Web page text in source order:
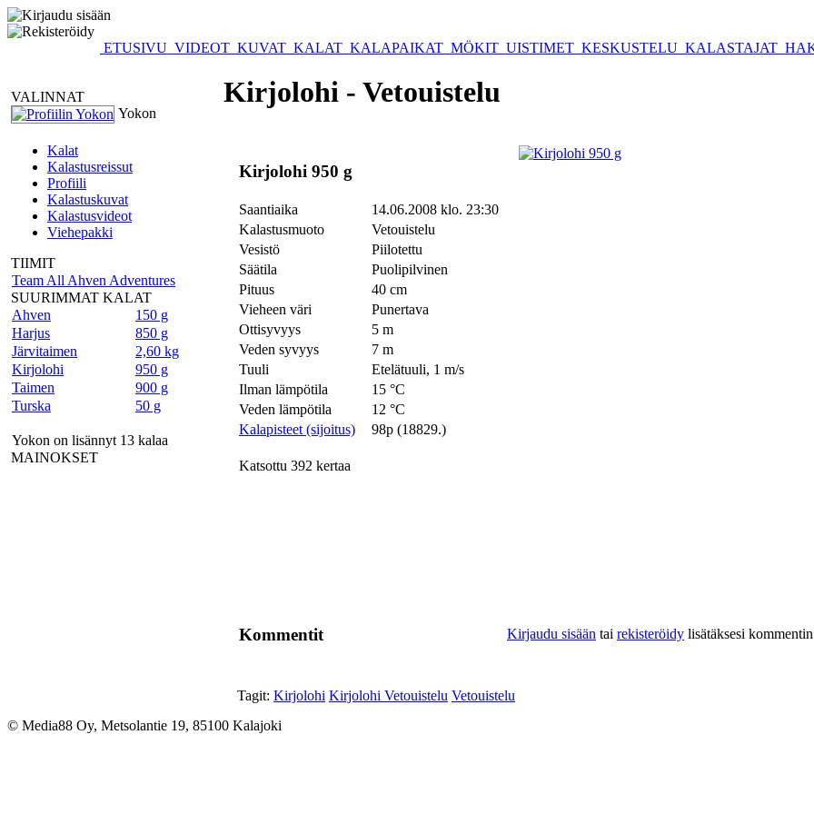
ETUSIVU VIDEOT KUVAT KALAT KALAPAIKAT MÖKIT UISTIMET KESKUSTELU KALASTAJAT
VALINNAT
Yokon
Kalat
Kalastusreissut
Profiili
Kalastuskuvat
Kalastusvideot
Viehepakki
TIIMIT
Team All Ahven Adventures
SUURIMMAT KALAT
Ahven
150 g
Harjus
850 g
Järvitaimen
2,60 kg
Kirjolohi
950 g
Taimen
900 g
Turska
50 g
Yokon on lisännyt 13 kalaa
MAINOKSET
Kirjolohi - Vetouistelu
Kirjolohi 950 g
Saantiaika
14.06.2008 klo. 23:30
Kalastusmuoto
Vetouistelu
Vesistö
Piilotettu
Säätila
Puolipilvinen
Pituus
40 cm
Vieheen väri
Punertava
Ottisyvyys
5 m
Veden syvyys
7 m
Tuuli
Etelätuuli, 1 m/s
Ilman lämpötila
15 °C
Veden lämpötila
12 °C
Kalapisteet (sijoitus)
98p (18829.)
Katsottu 392 kertaa
Kommentit Kirjaudu sisään tai rekisteröidy lisätäksesi
Tagit: Kirjolohi Kirjolohi Vetouistelu Vetouistelu
© Media88 Oy, Metsolantie 19, 85100 Kalajoki